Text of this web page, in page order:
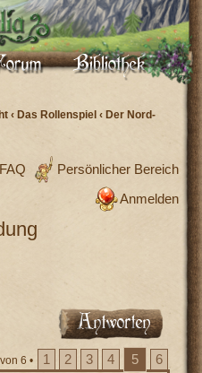
‹ Das Rollenspiel ‹ Der Nord-
Persönlicher Bereich
FAQ
Anmelden
von 6 • 1 2 3 4 5 6